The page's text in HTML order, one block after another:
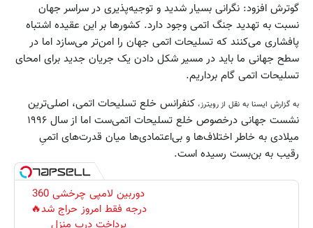
گوترش افزود: نگرانی بسیار شدید و توجیه‌پذیری در سراسر جهان
نسبت به تهدید جنگ اتمی وجود دارد. کشورها بر این عقیده اشتباه
پافشاری می‌کنند که تسلیحات اتمی جهان را امن‌تر می‌سازد اما در
سطح جهانی ما باید در مسیر شکل دادن یک جریان جدید برای امحای
تسلیحات اتمی گام برداریم.
به گزارش ایسنا به نقل از رویترز، کنفرانس خلع تسلیحات اتمی، اصلی‌ترین
نشست جهانی درخصوص خلع تسلیحات اتمی‌ست اما از سال ۱۹۹۶
میلادی به خاطر اختلاف‌ها و بی‌اعتمادی‌ها میان قدرت‌های اتمیِ
رقیب به بن‌بست رسیده است.
دوربین لامپی چرخشی 360
درجه فقط امروز حراج شد🔥
پرداخت درب منزل